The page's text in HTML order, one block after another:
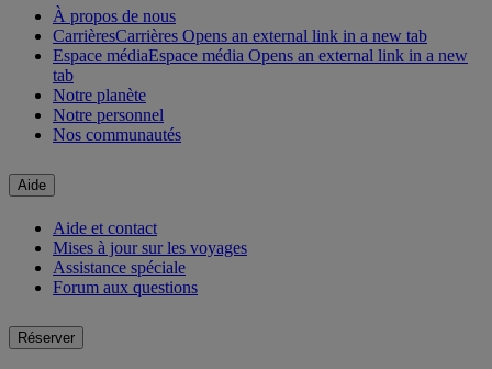
À propos de nous
CarrièresCarrières Opens an external link in a new tab
Espace médiaEspace média Opens an external link in a new
tab
Notre planète
Notre personnel
Nos communautés
Aide
Aide et contact
Mises à jour sur les voyages
Assistance spéciale
Forum aux questions
Réserver